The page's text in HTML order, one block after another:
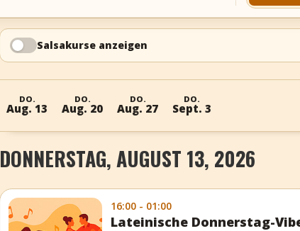
Salsakurse anzeigen
DO.
Aug. 13
DO.
Aug. 20
DO.
Aug. 27
DO.
Sept. 3
DONNERSTAG, AUGUST 13, 2026
16:00 - 01:00
Lateinische Donnerstag-